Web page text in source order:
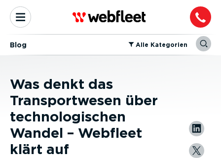
Blog ⁠Alle Kategorien
Was denkt das
Transportwesen über
technologischen
Wandel – Webfleet
klärt auf